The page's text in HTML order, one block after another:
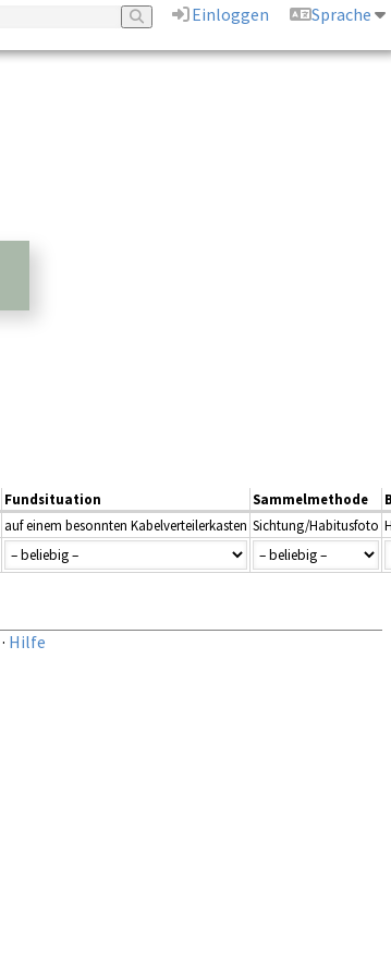
Einloggen
Sprache
Fundsituation Sammelmethode
auf einem besonnten Kabelverteilerkasten Sichtung/Habitusfoto
· Hilfe